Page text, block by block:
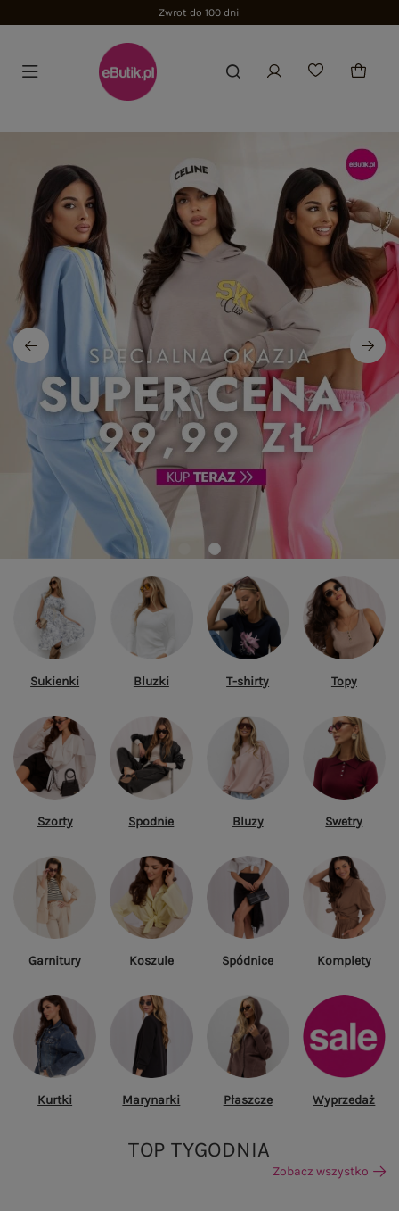
Zwrot do 100 dni
Sukienki Bluzki T-shirty Topy
Szorty Spodnie Bluzy Swetry
Garnitury Koszule Spódnice Komplety
Kurtki Marynarki Płaszcze Wyprzedaż
TOP TYGODNIA
Zobacz wszystko